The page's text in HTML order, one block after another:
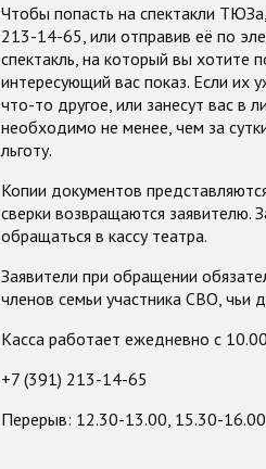
Чтобы попасть на спектакли
213-14-65, или отправив её по
спектакль, на который вы хотите
интересующий вас показ. Если их
что-то другое, или занесут вас в
необходимо не менее, чем за
льготу.
Копии документов
сверки возвращаются заявителю.
обращаться в кассу театра.
Заявители при обращении
членов семьи участника СВО, чьи
Касса работает ежедневно с
+7 (391) 213-14-65
Перерыв: 12.30-13.00, 15.30-16.00